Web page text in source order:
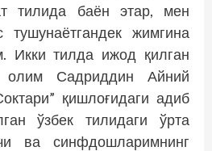
тилида баён этар, мен
тушунаётгандек жимгина
Икки тилда ижод қилган
Сад­риддин Айний
қишлоғидаги адиб
ўзбек тилидаги ўрта
ва синфдош­ларимнинг